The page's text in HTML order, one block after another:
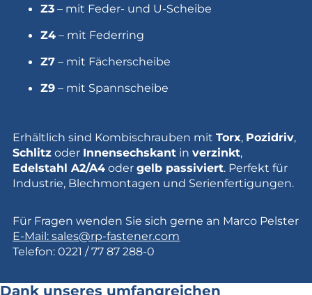
Z3 – mit Feder- und U-Scheibe
Z4 – mit Federring
Z7 – mit Fächerscheibe
Z9 – mit Spannscheibe
Erhältlich sind Kombischrauben mitTorx, Pozidriv,
Schlitz oder Innensechskant inverzinkt,
Edelstahl A2/A4 odergelb passiviert. Perfekt für
Industrie, Blechmontagen und Serienfertigungen.
Für Fragen wenden Sie sich gerne an Marco Pelster
E-Mail: sales@rp-fastener.com
Telefon: 0221 / 77 87 288-0
Dank unseres umfangreichen